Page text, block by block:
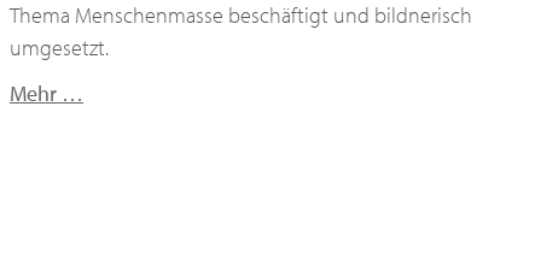
Thema Menschenmasse beschäftigt und bildnerisch
umgesetzt.
Mehr …